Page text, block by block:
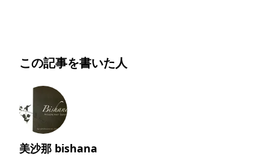
この記事を書いた人
美沙那 bishana